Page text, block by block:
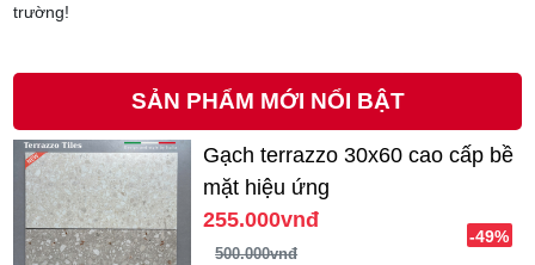
trường!
SẢN PHẨM MỚI NỔI BẬT
Gạch terrazzo 30x60 cao cấp bề
mặt hiệu ứng
255.000vnđ
500.000vnđ
-49%